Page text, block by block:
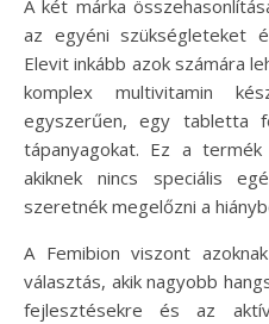
A két márka
az egyéni szükségleteket
Elevit inkább azok számára
komplex multivitamin
egyszerűen, egy tabletta
tápanyagokat. Ez a termék
akiknek nincs speciális
szeretnék megelőzni a
A Femibion viszont
választás, akik nagyobb
fejlesztésekre és az